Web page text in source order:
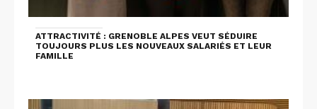
ATTRACTIVITÉ : GRENOBLE ALPES VEUT SÉDUIRE
TOUJOURS PLUS LES NOUVEAUX SALARIÉS ET LEUR
FAMILLE